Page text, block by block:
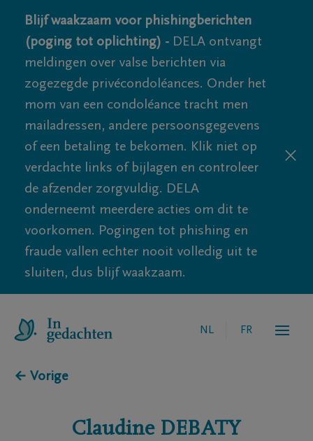
Blijf waakzaam voor phishingberichten
(poging tot oplichting) - DELA ontvangt
meldingen over valse berichten via
zogezegde privécondoléances. Onder het
mom van een condoléance tracht men
mailadressen, andere persoonsgegevens
of een betaling te bekomen. Klik niet op
verdachte links of bijlagen en controleer
de afzender zorgvuldig. DELA
onderneemt meerdere acties om dit te
voorkomen. Pogingen tot phishing en
fraude vallen echter nooit volledig uit te
sluiten, dus blijf waakzaam.
NL FR
← Vorige
Claudine DEBATY